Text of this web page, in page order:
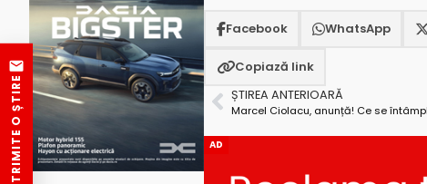
Facebook WhatsApp
Copiază link
ȘTIREA ANTERIOARĂ
Marcel Ciolacu, anunță! Ce se
AD
TRIMITE O ȘTIRE